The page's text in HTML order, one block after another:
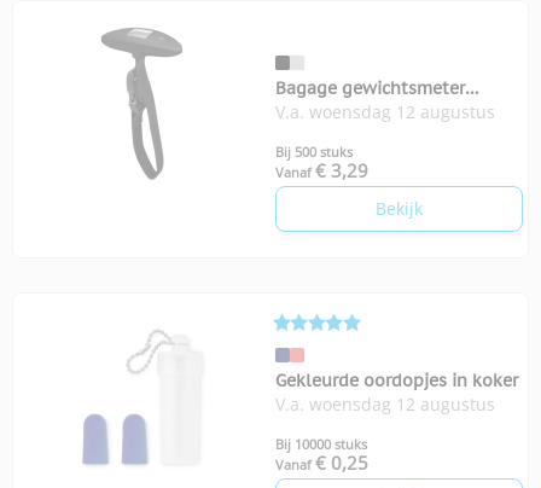
Bagage gewichtsmeter
Weighit
V.a. woensdag 12 augustus
Bij 500 stuks
Vanaf € 3,29
Bekijk
Gekleurde oordopjes in koker
V.a. woensdag 12 augustus
Bij 10000 stuks
Vanaf € 0,25